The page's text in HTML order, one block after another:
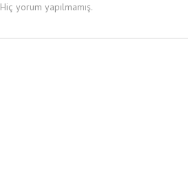
Hiç yorum yapılmamış.